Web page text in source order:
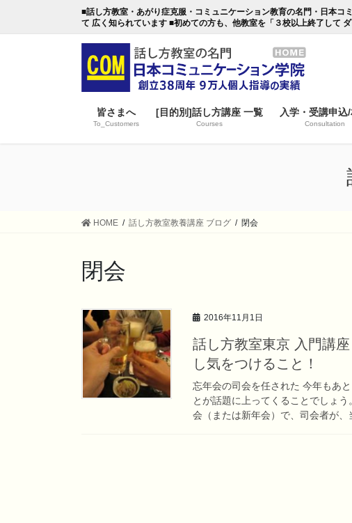
■話し方教室・あがり症克服・コミュニケーション教育の名門・日本
て 広く知られています ■初めての方も、他教室を「３校以上終了して
皆さまへ
To_Customers
[目的別]話し方講座 一覧
Courses
入学・受講申込
Consultation
HOME 話し方教室教養講座 ブログ 閉会
閉会
2016年11月1日
話し方教室東京 入門講
し気をつけること！
忘年会の司会を任された 今年もあ
とが話題に上ってくることでしょ
会（または新年会）で、司会者が